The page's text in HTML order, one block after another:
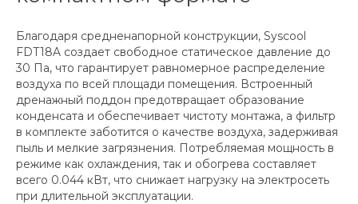
Благодаря средненапорной конструкции, Syscool
FDT18A создает свободное статическое давление до
30 Па, что гарантирует равномерное распределение
воздуха по всей площади помещения. Встроенный
дренажный поддон предотвращает образование
конденсата и обеспечивает чистоту монтажа, а фильтр
в комплекте заботится о качестве воздуха, задерживая
пыль и мелкие загрязнения. Потребляемая мощность в
режиме как охлаждения, так и обогрева составляет
всего 0.044 кВт, что снижает нагрузку на электросеть
при длительной эксплуатации.